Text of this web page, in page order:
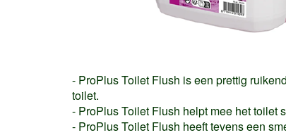
- ProPlus Toilet Flush is een prettig
toilet.
- ProPlus Toilet Flush helpt mee het toilet
- ProPlus Toilet Flush heeft tevens een